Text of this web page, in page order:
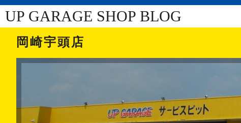
UP GARAGE SHOP BLOG
岡崎宇頭店